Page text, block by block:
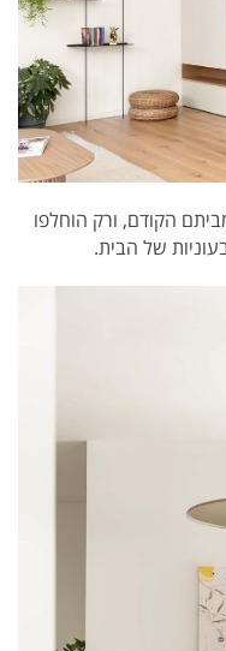
הקודם, ורק הוחלפו
של הבית.